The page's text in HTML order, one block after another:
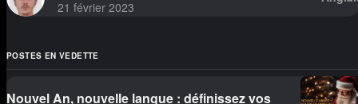
21 février 2023
POSTES EN VEDETTE
Nouvel An, nouvelle langue : définissez vos